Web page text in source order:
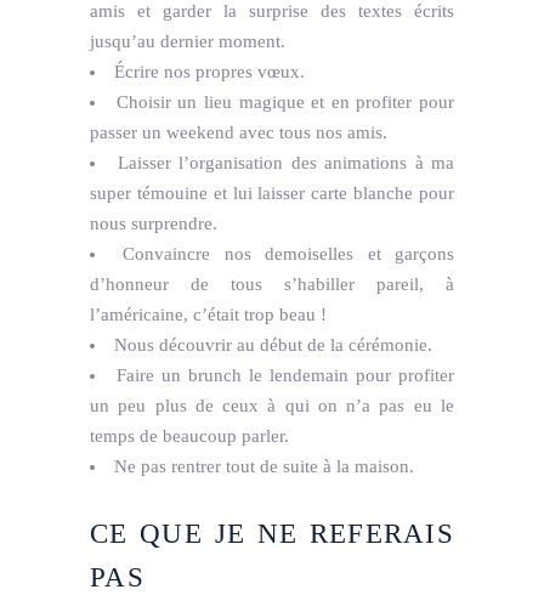
amis et garder la surprise des textes écrits
jusqu’au dernier moment.
Écrire nos propres vœux.
Choisir un lieu magique et en profiter pour
passer un weekend avec tous nos amis.
Laisser l’organisation des animations à ma
super témouine et lui laisser carte blanche pour
nous surprendre.
Convaincre nos demoiselles et garçons
d’honneur de tous s’habiller pareil, à
l’américaine, c’était trop beau !
Nous découvrir au début de la cérémonie.
Faire un brunch le lendemain pour profiter
un peu plus de ceux à qui on n’a pas eu le
temps de beaucoup parler.
Ne pas rentrer tout de suite à la maison.
CE QUE JE NE REFERAIS
PAS